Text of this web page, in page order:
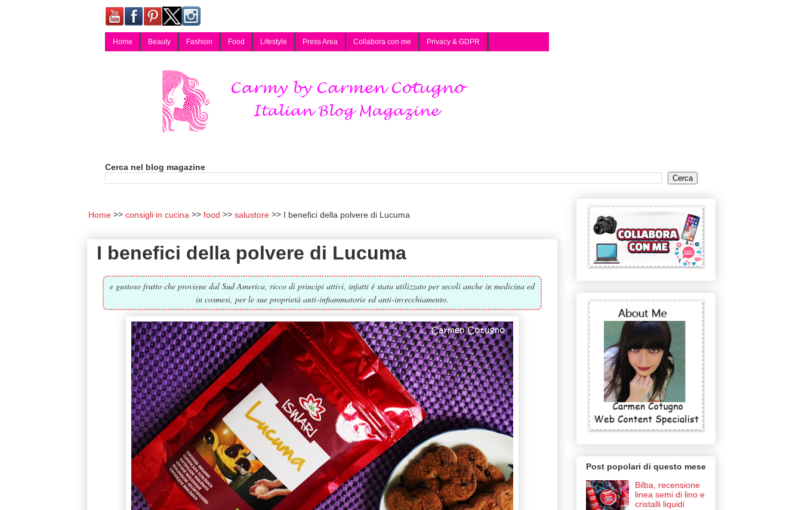
Home Beauty Fashion Food Lifestyle Press Area Collabora con me Privacy & GDPR
Cerca nel blog magazine
Home consigli in cucina food salustore I benefici della polvere di Lucuma
I benefici della polvere di Lucuma
e gustoso frutto che proviene dal Sud America, ricco di principi attivi, infatti è stata utilizzato per secoli anche in medicina ed
in cosmesi, per le sue proprietà anti-infiammatorie ed anti-invecchiamento.
Post popolari di questo mese
Bilba, recensione
linea semi di lino e
cristalli liquidi